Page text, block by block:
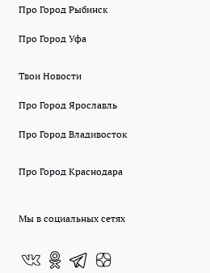
Про Город Рыбинск
Про Город Уфа
Твои Новости
Про Город Ярославль
Про Город Владивосток
Про Город Краснодара
Мы в социальных сетях